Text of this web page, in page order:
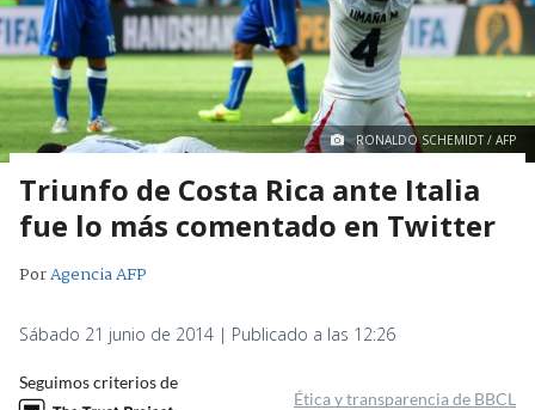
RONALDO SCHEMIDT / AFP
Triunfo de Costa Rica ante Italia
fue lo más comentado en Twitter
PorAgencia AFP
Sábado 21 junio de 2014 | Publicado a las 12:26
Seguimos criterios de
Ética y transparencia de BBCL